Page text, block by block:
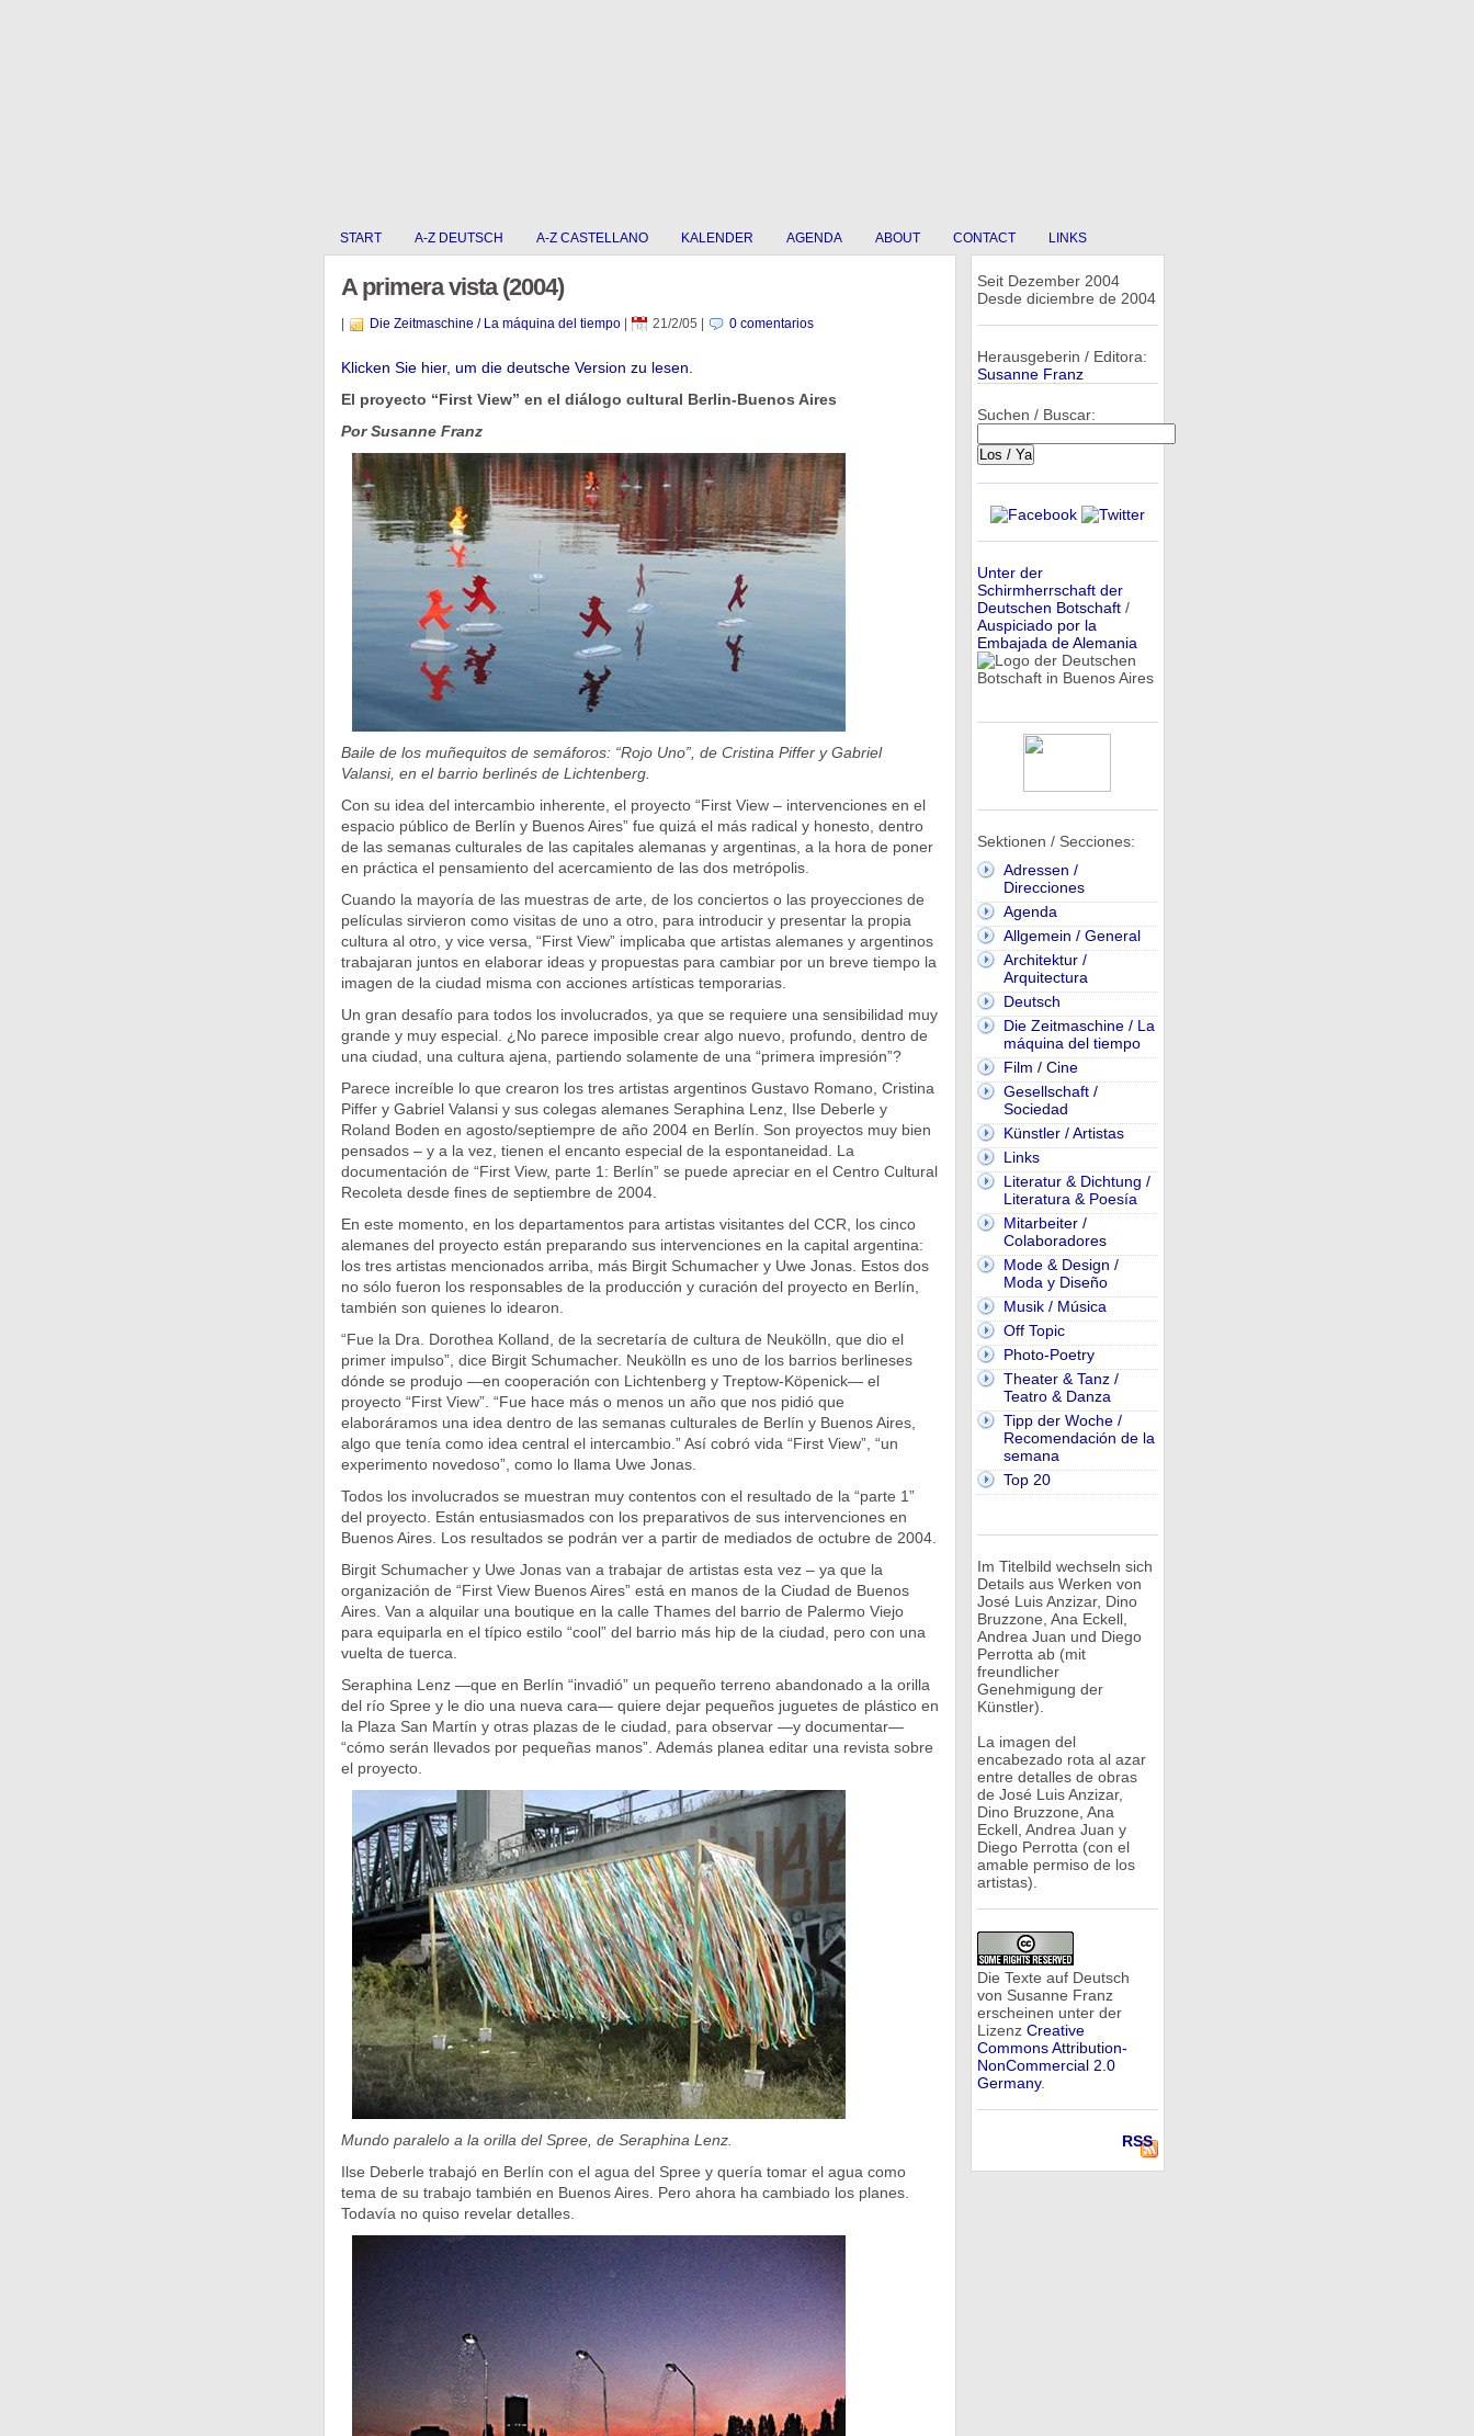
START A-Z DEUTSCH A-Z CASTELLANO KALENDER AGENDA ABOUT CONTACT LINKS
A primera vista (2004)
Die Zeitmaschine / La máquina del tiempo| 21/2/05 0 comentarios
Klicken Sie hier, um die deutsche Version zu lesen.
El proyecto “First View” en el diálogo cultural Berlin-Buenos Aires
Por Susanne Franz
Baile de los muñequitos de semáforos: “Rojo Uno”, de Cristina Piffer y Gabriel
Valansi, en el barrio berlinés de Lichtenberg.
Con su idea del intercambio inherente, el proyecto “First View – intervenciones en el
espacio público de Berlín y Buenos Aires” fue quizá el más radical y honesto, dentro
de las semanas culturales de las capitales alemanas y argentinas, a la hora de poner
en práctica el pensamiento del acercamiento de las dos metrópolis.
Cuando la mayoría de las muestras de arte, de los conciertos o las proyecciones de
películas sirvieron como visitas de uno a otro, para introducir y presentar la propia
cultura al otro, y vice versa, “First View” implicaba que artistas alemanes y argentinos
trabajaran juntos en elaborar ideas y propuestas para cambiar por un breve tiempo la
imagen de la ciudad misma con acciones artísticas temporarias.
Un gran desafío para todos los involucrados, ya que se requiere una sensibilidad muy
grande y muy especial. ¿No parece imposible crear algo nuevo, profundo, dentro de
una ciudad, una cultura ajena, partiendo solamente de una “primera impresión”?
Parece increíble lo que crearon los tres artistas argentinos Gustavo Romano, Cristina
Piffer y Gabriel Valansi y sus colegas alemanes Seraphina Lenz, Ilse Deberle y
Roland Boden en agosto/septiempre de año 2004 en Berlín. Son proyectos muy bien
pensados – y a la vez, tienen el encanto especial de la espontaneidad.
La
documentación de “First View, parte 1: Berlín” se puede apreciar en el Centro Cultural
Recoleta desde fines de septiembre de 2004.
En este momento, en los departamentos para artistas visitantes del CCR, los cinco
alemanes del proyecto están preparando sus intervenciones en la capital argentina:
los tres artistas mencionados arriba, más Birgit Schumacher y Uwe Jonas. Estos dos
no sólo fueron los responsables de la producción y curación del proyecto en Berlín,
también son quienes lo idearon.
“Fue la Dra. Dorothea Kolland, de la secretaría de cultura de Neukölln, que dio el
primer impulso”, dice Birgit Schumacher. Neukölln es uno de los barrios berlineses
dónde se produjo —en cooperación con Lichtenberg y Treptow-Köpenick— el
proyecto “First View”. “Fue hace más o menos un año que nos pidió que
elaboráramos una idea dentro de las semanas culturales de Berlín y Buenos Aires,
algo que tenía como idea central el intercambio.” Así cobró vida “First View”, “un
experimento novedoso”, como lo llama Uwe Jonas.
Todos los involucrados se muestran muy contentos con el resultado de la “parte 1”
del proyecto. Están entusiasmados con los preparativos de sus intervenciones en
Buenos Aires. Los resultados se podrán ver a partir de mediados de octubre de 2004.
Birgit Schumacher y Uwe Jonas van a trabajar de artistas esta vez – ya que la
organización de “First View Buenos Aires” está en manos de la Ciudad de Buenos
Aires. Van a alquilar una boutique en la calle Thames del barrio de Palermo Viejo
para equiparla en el típico estilo “cool” del barrio más hip de la ciudad, pero con una
vuelta de tuerca.
Seraphina Lenz —que en Berlín “invadió” un pequeño terreno abandonado a la orilla
del río Spree y le dio una nueva cara— quiere dejar pequeños juguetes de plástico en
la Plaza San Martín y otras plazas de le ciudad, para observar —y documentar—
“cómo serán llevados por pequeñas manos”. Además planea editar una revista sobre
el proyecto.
Mundo paralelo a la orilla del Spree, de Seraphina Lenz.
Ilse Deberle trabajó en Berlín con el agua del Spree y quería tomar el agua como
tema de su trabajo también en Buenos Aires. Pero ahora ha cambiado los planes.
Todavía no quiso revelar detalles.
Seit Dezember 2004
Desde diciembre de 2004
Herausgeberin / Editora:
Susanne Franz
Suchen / Buscar:
Unter der
Schirmherrschaft der
Deutschen Botschaft/
Auspiciado por la
Embajada de Alemania
Sektionen / Secciones:
Adressen /
Direcciones
Agenda
Allgemein / General
Architektur /
Arquitectura
Deutsch
Die Zeitmaschine / La
máquina del tiempo
Film / Cine
Gesellschaft /
Sociedad
Künstler / Artistas
Links
Literatur & Dichtung /
Literatura & Poesía
Mitarbeiter /
Colaboradores
Mode & Design /
Moda y Diseño
Musik / Música
Off Topic
Photo-Poetry
Theater & Tanz /
Teatro & Danza
Tipp der Woche /
Recomendación de la
semana
Top 20
Im Titelbild wechseln sich
Details aus Werken von
José Luis Anzizar, Dino
Bruzzone, Ana Eckell,
Andrea Juan und Diego
Perrotta ab (mit
freundlicher
Genehmigung der
Künstler).
La imagen del
encabezado rota al azar
entre detalles de obras
de José Luis Anzizar,
Dino Bruzzone, Ana
Eckell, Andrea Juan y
Diego Perrotta (con el
amable permiso de los
artistas).
Die Texte auf Deutsch
von Susanne Franz
erscheinen unter der
Lizenz Creative
Commons Attribution-
NonCommercial 2.0
Germany.
RSS